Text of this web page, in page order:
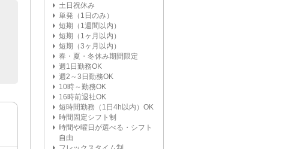
土日祝休み
単発（1日のみ）
短期（1週間以内）
短期（1ヶ月以内）
短期（3ヶ月以内）
春・夏・冬休み期間限定
週1日勤務OK
週2～3日勤務OK
10時～勤務OK
16時前退社OK
短時間勤務（1日4h以内）OK
時間固定シフト制
時間や曜日が選べる・シフト
自由